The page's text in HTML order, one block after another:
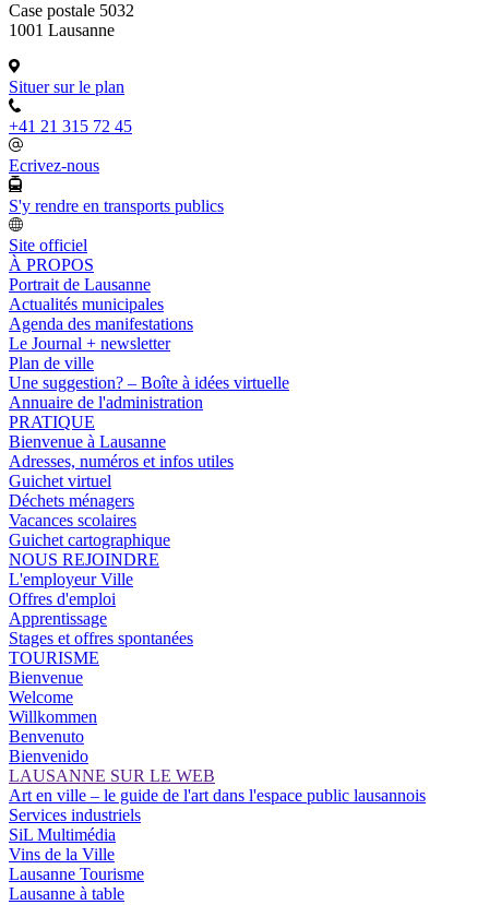
Case postale 5032
1001 Lausanne
Situer sur le plan
+41 21 315 72 45
Ecrivez-nous
S'y rendre en transports publics
Site officiel
À PROPOS
Portrait de Lausanne
Actualités municipales
Agenda des manifestations
Le Journal + newsletter
Plan de ville
Une suggestion? – Boîte à idées virtuelle
Annuaire de l'administration
PRATIQUE
Bienvenue à Lausanne
Adresses, numéros et infos utiles
Guichet virtuel
Déchets ménagers
Vacances scolaires
Guichet cartographique
NOUS REJOINDRE
L'employeur Ville
Offres d'emploi
Apprentissage
Stages et offres spontanées
TOURISME
Bienvenue
Welcome
Willkommen
Benvenuto
Bienvenido
LAUSANNE SUR LE WEB
Art en ville – le guide de l'art dans l'espace public lausannois
Services industriels
SiL Multimédia
Vins de la Ville
Lausanne Tourisme
Lausanne à table